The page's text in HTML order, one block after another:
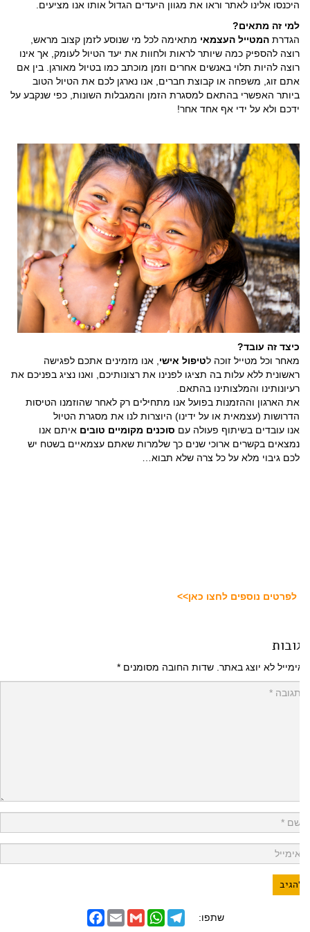
היכנסו אלינו לאתר וראו את מגוון היעדים הגדול אותו אנו מציעים.
למי זה מתאים?
הגדרתהמטייל העצמאימתאימה לכל מי שנוסע לזמן קצוב מראש,
רוצה להספיק כמה שיותר לראות ולחוות את יעד הטיול לעומק, אך אינו
רוצה להיות תלוי באנשים אחרים וזמן מוכתב כמו בטיול מאורגן. בין אם
אתם זוג, משפחה או קבוצת חברים, אנו נארגן לכם את הטיול הטוב
ביותר האפשרי בהתאם למסגרת הזמן והמגבלות השונות, כפי שנקבע על
ידכם ולא על ידי אף אחד אחר!
כיצד זה עובד?
מאחר וכל מטייל זוכה לטיפול אישי, אנו מזמינים אתכם לפגישה
ראשונית ללא עלות בה תציגו לפנינו את רצונותיכם, ואנו נציג בפניכם את
רעיונותינו והמלצותינו בהתאם.
את הארגון וההזמנות בפועל אנו מתחילים רק לאחר שהוזמנו הטיסות
הדרושות (עצמאית או על ידינו) היוצרות לנו את מסגרת הטיול
אנו עובדים בשיתוף פעולה עםסוכנים מקומיים טוביםאיתם אנו
נמצאים בקשרים ארוכי שנים כך שלמרות שאתם עצמאיים בשטח יש
לכם גיבוי מלא על כל צרה שלא תבוא…
לפרטים נוספים לחצו כאן>>
לא יוצג באתר. שדות החובה מסומנים*
שתפו:
F
a
E
m
G
m
W
h